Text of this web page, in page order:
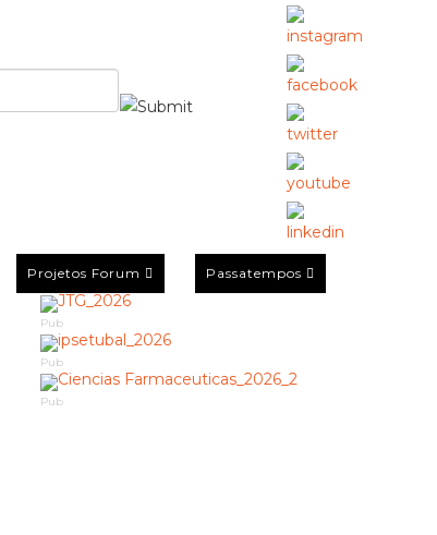
Projetos Forum Passatempos
Pub
Pub
Pub